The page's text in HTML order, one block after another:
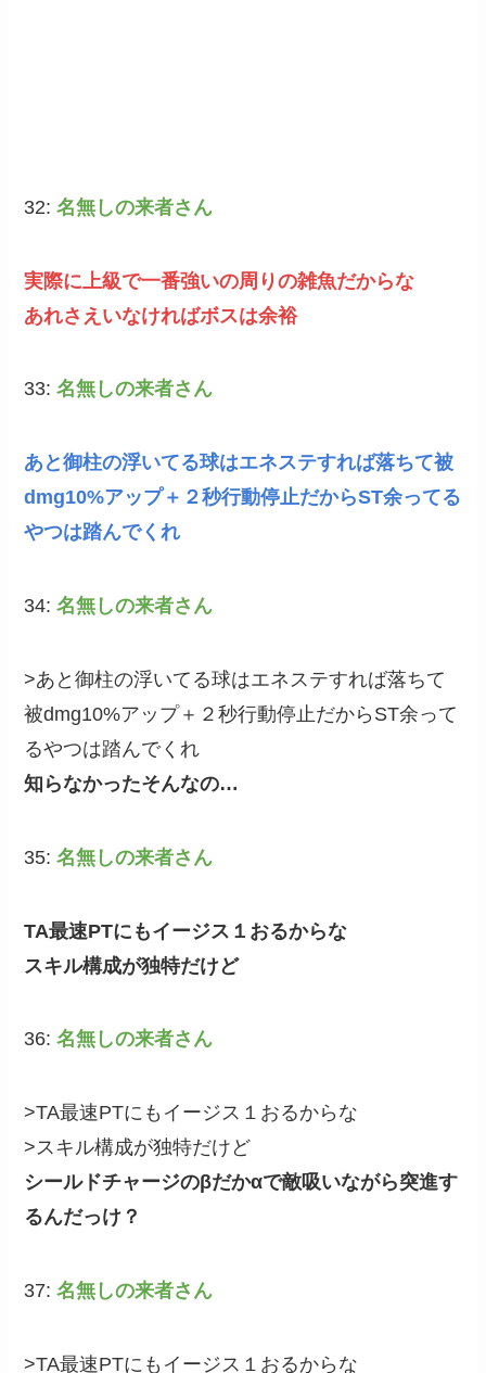
32:名無しの来者さん
実際に上級で一番強いの周りの雑魚だからな
あれさえいなければボスは余裕
33:名無しの来者さん
あと御柱の浮いてる球はエネステすれば落ちて被
dmg10%アップ＋２秒行動停止だからST余ってる
やつは踏んでくれ
34:名無しの来者さん
>あと御柱の浮いてる球はエネステすれば落ちて
被dmg10%アップ＋２秒行動停止だからST余って
るやつは踏んでくれ
知らなかったそんなの…
35:名無しの来者さん
TA最速PTにもイージス１おるからな
スキル構成が独特だけど
36:名無しの来者さん
>TA最速PTにもイージス１おるからな
>スキル構成が独特だけど
シールドチャージのβだかαで敵吸いながら突進す
るんだっけ？
37:名無しの来者さん
>TA最速PTにもイージス１おるからな